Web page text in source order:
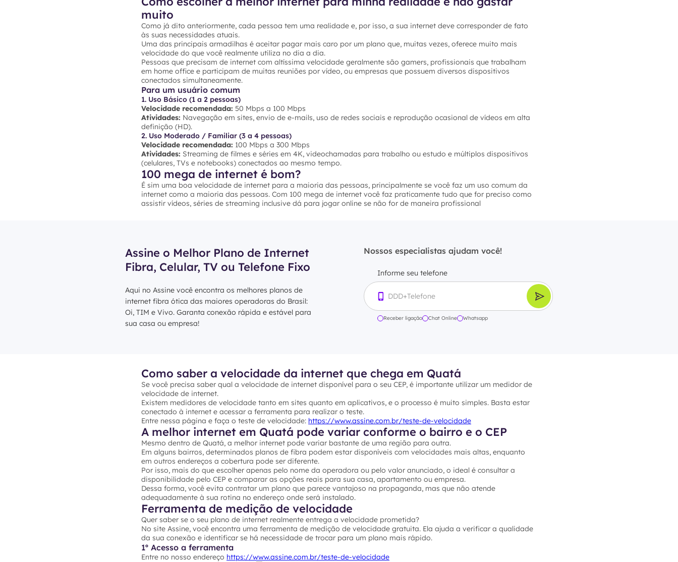
muito
Como já dito anteriormente, cada pessoa tem uma realidade e, por isso, a sua internet deve corresponder de fato
às suas necessidades atuais.
Uma das principais armadilhas é aceitar pagar mais caro por um plano que, muitas vezes, oferece muito mais
velocidade do que você realmente utiliza no dia a dia.
Pessoas que precisam de internet com altíssima velocidade geralmente são gamers, profissionais que trabalham
em home office e participam de muitas reuniões por vídeo, ou empresas que possuem diversos dispositivos
conectados simultaneamente.
Para um usuário comum
1. Uso Básico (1 a 2 pessoas)
Velocidade recomendada: 50 Mbps a 100 Mbps
Atividades: Navegação em sites, envio de e-mails, uso de redes sociais e reprodução ocasional de vídeos em alta
definição (HD).
2. Uso Moderado / Familiar (3 a 4 pessoas)
Velocidade recomendada: 100 Mbps a 300 Mbps
Atividades: Streaming de filmes e séries em 4K, videochamadas para trabalho ou estudo e múltiplos dispositivos
(celulares, TVs e notebooks) conectados ao mesmo tempo.
100 mega de internet é bom?
É sim uma boa velocidade de internet para a maioria das pessoas, principalmente se você faz um uso comum da
internet como a maioria das pessoas. Com 100 mega de internet você faz praticamente tudo que for preciso como
assistir vídeos, séries de streaming inclusive dá para jogar online se não for de maneira profissional
Assine o Melhor Plano de Internet
Fibra, Celular, TV ou Telefone Fixo
Aqui no Assine você encontra os melhores planos de
internet fibra ótica das maiores operadoras do Brasil:
Oi, TIM e Vivo. Garanta conexão rápida e estável para
sua casa ou empresa!
Nossos especialistas ajudam você!
Informe seu telefone
Receber ligação Chat Online Whatsapp
Como saber a velocidade da internet que chega em Quatá
Se você precisa saber qual a velocidade de internet disponível para o seu CEP, é importante utilizar um medidor de
velocidade de internet.
Existem medidores de velocidade tanto em sites quanto em aplicativos, e o processo é muito simples. Basta estar
conectado à internet e acessar a ferramenta para realizar o teste.
Entre nessa página e faça o teste de velocidade: https://www.assine.com.br/teste-de-velocidade
A melhor internet em Quatá pode variar conforme o bairro e o CEP
Mesmo dentro de Quatá, a melhor internet pode variar bastante de uma região para outra.
Em alguns bairros, determinados planos de fibra podem estar disponíveis com velocidades mais altas, enquanto
em outros endereços a cobertura pode ser diferente.
Por isso, mais do que escolher apenas pelo nome da operadora ou pelo valor anunciado, o ideal é consultar a
disponibilidade pelo CEP e comparar as opções reais para sua casa, apartamento ou empresa.
Dessa forma, você evita contratar um plano que parece vantajoso na propaganda, mas que não atende
adequadamente à sua rotina no endereço onde será instalado.
Ferramenta de medição de velocidade
Quer saber se o seu plano de internet realmente entrega a velocidade prometida?
No site Assine, você encontra uma ferramenta de medição de velocidade gratuita. Ela ajuda a verificar a qualidade
da sua conexão e identificar se há necessidade de trocar para um plano mais rápido.
1º Acesso a ferramenta
Entre no nosso endereço https://www.assine.com.br/teste-de-velocidade